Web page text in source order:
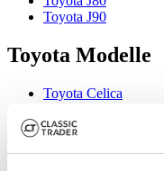
Toyota J90
Toyota Modelle
Toyota Celica
Toyota FJ Cruiser
Toyota RAV4